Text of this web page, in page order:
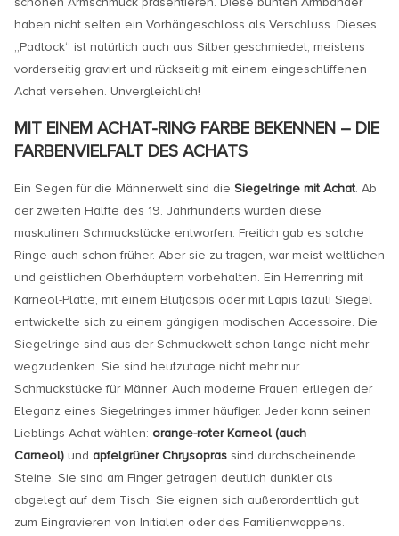
haben nicht selten ein Vorhängeschloss als Verschluss. Dieses
„Padlock“ ist natürlich auch aus Silber geschmiedet, meistens
vorderseitig graviert und rückseitig mit einem eingeschliffenen
Achat versehen. Unvergleichlich!
MIT EINEM ACHAT-RING FARBE BEKENNEN – DIE
FARBENVIELFALT DES ACHATS
Ein Segen für die Männerwelt sind die Siegelringe mit Achat. Ab
der zweiten Hälfte des 19. Jahrhunderts wurden diese
maskulinen Schmuckstücke entworfen. Freilich gab es solche
Ringe auch schon früher. Aber sie zu tragen, war meist weltlichen
und geistlichen Oberhäuptern vorbehalten. Ein Herrenring mit
Karneol-Platte, mit einem Blutjaspis oder mit Lapis lazuli Siegel
entwickelte sich zu einem gängigen modischen Accessoire. Die
Siegelringe sind aus der Schmuckwelt schon lange nicht mehr
wegzudenken. Sie sind heutzutage nicht mehr nur
Schmuckstücke für Männer. Auch moderne Frauen erliegen der
Eleganz eines Siegelringes immer häufiger. Jeder kann seinen
Lieblings-Achat wählen: orange-roter Karneol (auch
Carneol) und apfelgrüner Chrysopras sind durchscheinende
Steine. Sie sind am Finger getragen deutlich dunkler als
abgelegt auf dem Tisch. Sie eignen sich außerordentlich gut
zum Eingravieren von Initialen oder des Familienwappens.